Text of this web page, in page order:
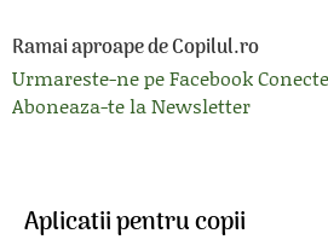
Ramai aproape de Copilul.ro
Urmareste-ne pe Facebook
Aboneaza-te la Newsletter
Aplicatii pentru copii